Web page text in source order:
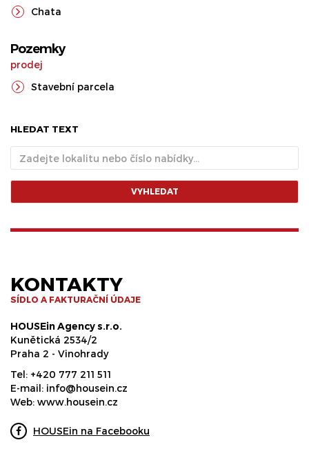
Chata
Pozemky
prodej
Stavební parcela
HLEDAT TEXT
VYHLEDAT
KONTAKTY
SÍDLO A FAKTURAČNÍ ÚDAJE
HOUSEin Agency s.r.o.
Kunětická 2534/2
Praha 2 - Vinohrady
Tel: +420 777 211 511
E-mail: info@housein.cz
Web: www.housein.cz
HOUSEin na Facebooku